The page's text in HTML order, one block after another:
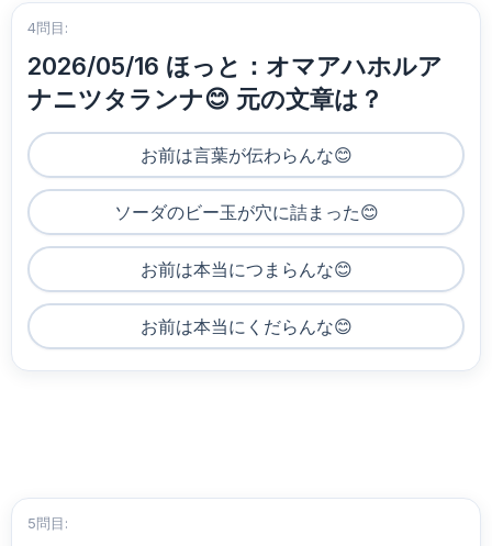
4問目:
2026/05/16 ほっと：オマアハホルア
ナニツタランナ😊 元の文章は？
お前は言葉が伝わらんな😊
ソーダのビー玉が穴に詰まった😊
お前は本当につまらんな😊
お前は本当にくだらんな😊
5問目: